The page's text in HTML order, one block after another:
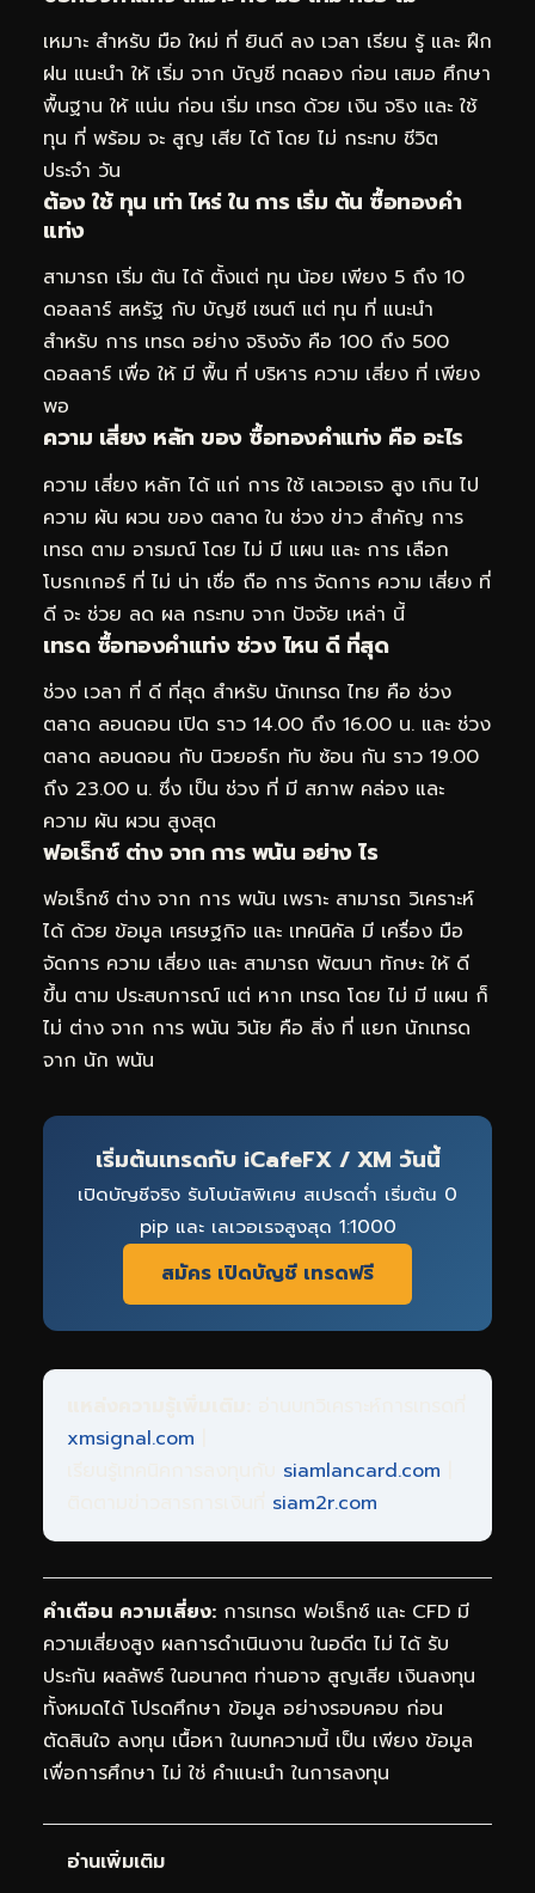
เหมาะ สำหรับ มือ ใหม่ ที่ ยินดี ลง เวลา เรียน รู้ และ ฝึก
ฝน แนะนำ ให้ เริ่ม จาก บัญชี ทดลอง ก่อน เสมอ ศึกษา
พื้นฐาน ให้ แน่น ก่อน เริ่ม เทรด ด้วย เงิน จริง และ ใช้
ทุน ที่ พร้อม จะ สูญ เสีย ได้ โดย ไม่ กระทบ ชีวิต
ประจำ วัน
ต้อง ใช้ ทุน เท่า ไหร่ ใน การ เริ่ม ต้น ซื้อทองคำ
แท่ง
สามารถ เริ่ม ต้น ได้ ตั้งแต่ ทุน น้อย เพียง 5 ถึง 10
ดอลลาร์ สหรัฐ กับ บัญชี เซนต์ แต่ ทุน ที่ แนะนำ
สำหรับ การ เทรด อย่าง จริงจัง คือ 100 ถึง 500
ดอลลาร์ เพื่อ ให้ มี พื้น ที่ บริหาร ความ เสี่ยง ที่ เพียง
พอ
ความ เสี่ยง หลัก ของ ซื้อทองคำแท่ง คือ อะไร
ความ เสี่ยง หลัก ได้ แก่ การ ใช้ เลเวอเรจ สูง เกิน ไป
ความ ผัน ผวน ของ ตลาด ใน ช่วง ข่าว สำคัญ การ
เทรด ตาม อารมณ์ โดย ไม่ มี แผน และ การ เลือก
โบรกเกอร์ ที่ ไม่ น่า เชื่อ ถือ การ จัดการ ความ เสี่ยง ที่
ดี จะ ช่วย ลด ผล กระทบ จาก ปัจจัย เหล่า นี้
เทรด ซื้อทองคำแท่ง ช่วง ไหน ดี ที่สุด
ช่วง เวลา ที่ ดี ที่สุด สำหรับ นักเทรด ไทย คือ ช่วง
ตลาด ลอนดอน เปิด ราว 14.00 ถึง 16.00 น. และ ช่วง
ตลาด ลอนดอน กับ นิวยอร์ก ทับ ซ้อน กัน ราว 19.00
ถึง 23.00 น. ซึ่ง เป็น ช่วง ที่ มี สภาพ คล่อง และ
ความ ผัน ผวน สูงสุด
ฟอเร็กซ์ ต่าง จาก การ พนัน อย่าง ไร
ฟอเร็กซ์ ต่าง จาก การ พนัน เพราะ สามารถ วิเคราะห์
ได้ ด้วย ข้อมูล เศรษฐกิจ และ เทคนิคัล มี เครื่อง มือ
จัดการ ความ เสี่ยง และ สามารถ พัฒนา ทักษะ ให้ ดี
ขึ้น ตาม ประสบการณ์ แต่ หาก เทรด โดย ไม่ มี แผน ก็
ไม่ ต่าง จาก การ พนัน วินัย คือ สิ่ง ที่ แยก นักเทรด
จาก นัก พนัน
เริ่มต้นเทรดกับ iCafeFX/ XM วันนี้
เปิดบัญชีจริง รับโบนัสพิเศษ สเปรดต่ำ เริ่มต้น 0
pip และ เลเวอเรจสูงสุด 1:1000
สมัคร เปิดบัญชี เทรดฟรี
xmsignal.com
siamlancard.com
siam2r.com
คำเตือน ความเสี่ยง: การเทรด ฟอเร็กซ์ และ CFD มี
ความเสี่ยงสูง ผลการดำเนินงาน ในอดีต ไม่ ได้ รับ
ประกัน ผลลัพธ์ ในอนาคต ท่านอาจ สูญเสีย เงินลงทุน
ทั้งหมดได้ โปรดศึกษา ข้อมูล อย่างรอบคอบ ก่อน
ตัดสินใจ ลงทุน เนื้อหา ในบทความนี้ เป็น เพียง ข้อมูล
เพื่อการศึกษา ไม่ ใช่ คำแนะนำ ในการลงทุน
อ่านเพิ่มเติม